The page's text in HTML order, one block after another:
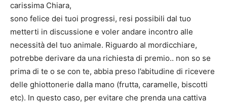
carissima Chiara,
sono felice dei tuoi progressi, resi possibili dal tuo
metterti in discussione e voler andare incontro alle
necessità del tuo animale. Riguardo al mordicchiare,
potrebbe derivare da una richiesta di premio.. non so se
prima di te o se con te, abbia preso l’abitudine di ricevere
delle ghiottonerie dalla mano (frutta, caramelle, biscotti
etc). In questo caso, per evitare che prenda una cattiva